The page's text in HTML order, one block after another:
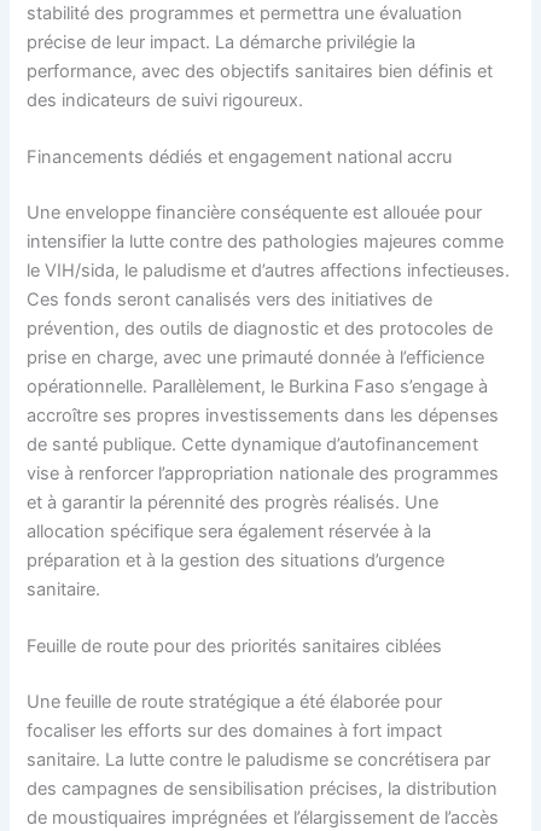
stabilité des programmes et permettra une évaluation
précise de leur impact. La démarche privilégie la
performance, avec des objectifs sanitaires bien définis et
des indicateurs de suivi rigoureux.
Financements dédiés et engagement national accru
Une enveloppe financière conséquente est allouée pour
intensifier la lutte contre des pathologies majeures comme
le VIH/sida, le paludisme et d’autres affections infectieuses.
Ces fonds seront canalisés vers des initiatives de
prévention, des outils de diagnostic et des protocoles de
prise en charge, avec une primauté donnée à l’efficience
opérationnelle. Parallèlement, le Burkina Faso s’engage à
accroître ses propres investissements dans les dépenses
de santé publique. Cette dynamique d’autofinancement
vise à renforcer l’appropriation nationale des programmes
et à garantir la pérennité des progrès réalisés. Une
allocation spécifique sera également réservée à la
préparation et à la gestion des situations d’urgence
sanitaire.
Feuille de route pour des priorités sanitaires ciblées
Une feuille de route stratégique a été élaborée pour
focaliser les efforts sur des domaines à fort impact
sanitaire. La lutte contre le paludisme se concrétisera par
des campagnes de sensibilisation précises, la distribution
de moustiquaires imprégnées et l’élargissement de l’accès